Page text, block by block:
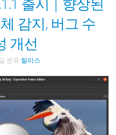
감지, 버그 수
개선
분류 릴리스 .